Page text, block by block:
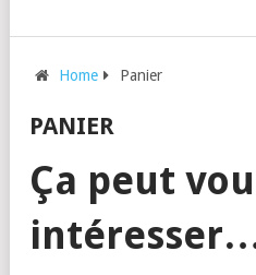
Home Panier
PANIER
Ça peut